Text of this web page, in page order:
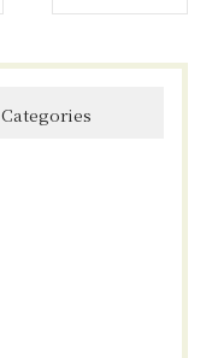
Categories